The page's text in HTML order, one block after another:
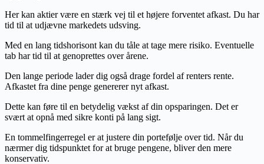
Her kan aktier være en stærk vej til et højere forventet afkast. Du har
tid til at udjævne markedets udsving.
Med en lang tidshorisont kan du tåle at tage mere risiko. Eventuelle
tab har tid til at genoprettes over årene.
Den lange periode lader dig også drage fordel af renters rente.
Afkastet fra dine penge genererer nyt afkast.
Dette kan føre til en betydelig vækst af din opsparingen. Det er
svært at opnå med sikre konti på lang sigt.
En tommelfingerregel er at justere din portefølje over tid. Når du
nærmer dig tidspunktet for at bruge pengene, bliver den mere
konservativ.